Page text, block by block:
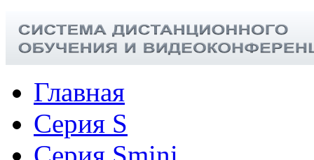
Главная
Серия S